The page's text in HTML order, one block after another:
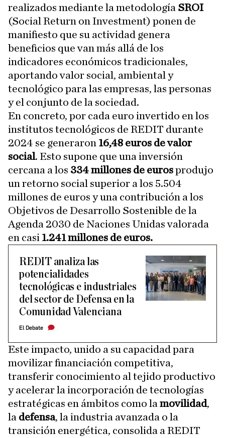
realizados mediante la metodología SROI
(Social Return on Investment) ponen de
manifiesto que su actividad genera
beneficios que van más allá de los
indicadores económicos tradicionales,
aportando valor social, ambiental y
tecnológico para las empresas, las personas
y el conjunto de la sociedad.
En concreto, por cada euro invertido en los
institutos tecnológicos de REDIT durante
2024 se generaron 16,48 euros de valor
social. Esto supone que una inversión
cercana a los 334 millones de eurosprodujo
un retorno social superior a los 5.504
millones de euros y una contribución a los
Objetivos de Desarrollo Sostenible de la
Agenda 2030 de Naciones Unidas valorada
en casi 1.241 millones de euros.
REDIT analiza las
potencialidades
tecnológicas e industriales
del sector de Defensa en la
Comunidad Valenciana
El Debate
Este impacto, unido a su capacidad para
movilizar financiación competitiva,
transferir conocimiento al tejido productivo
y acelerar la incorporación de tecnologías
estratégicas en ámbitos como la movilidad,
la defensa, la industria avanzada o la
transición energética, consolida a REDIT